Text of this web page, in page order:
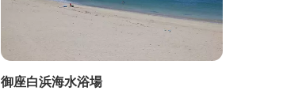
御座白浜海水浴場